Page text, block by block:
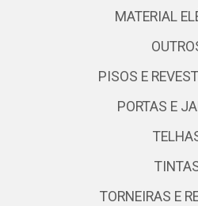
MATERIAL
PISOS E
PORTAS E
TORNEIRAS E